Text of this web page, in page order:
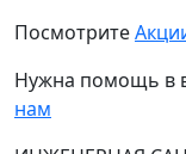
Посмотрите
Нужна помощь в
нам